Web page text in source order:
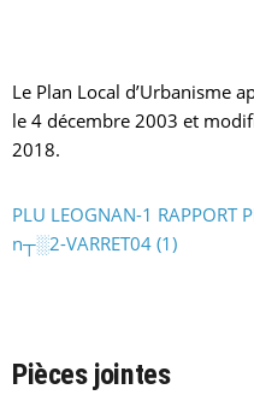
Le Plan Local d’Urbanisme
le 4 décembre 2003 et
2018.
PLU LEOGNAN-1 RAPPORT
n┬░2-VARRET04 (1)
Pièces jointes